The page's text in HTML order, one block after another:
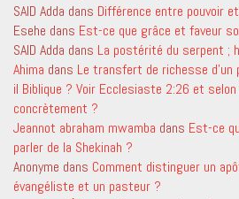
SAID Adda dans Différence entre pouvoir
Esehe dans Est-ce que grâce et faveur
SAID Adda dans La postérité du serpent ;
Ahima dans Le transfert de richesse
il Biblique ? Voir Ecclesiaste 2:26 et
concrètement ?
Jeannot abraham mwamba dans Est-ce
parler de la Shekinah ?
Anonyme dans Comment distinguer un
évangéliste et un pasteur ?